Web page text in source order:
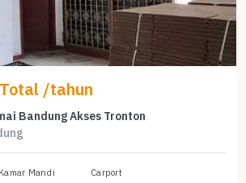
/tahun
Bandung Akses Tronton
Kamar Mandi Carport